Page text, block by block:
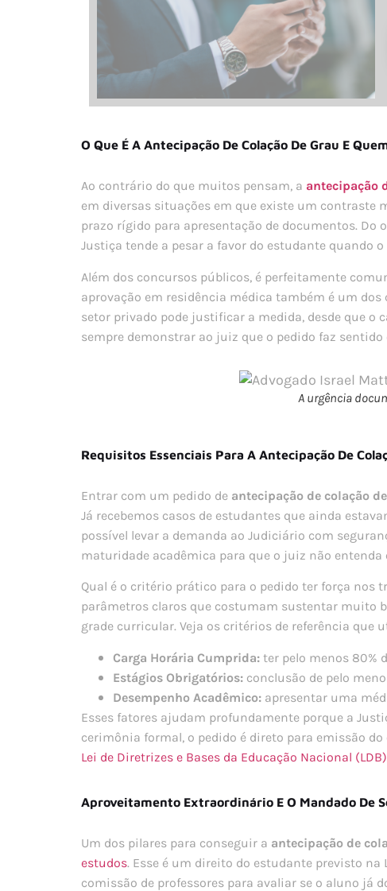
O Que É A Antecipação De Colação De Grau E
Ao contrário do que muitos pensam, a antecipação
em diversas situações em que existe um contraste
prazo rígido para apresentação de documentos.
Justiça tende a pesar a favor do estudante quando
Além dos concursos públicos, é perfeitamente
aprovação em residência médica também é um
setor privado pode justificar a medida, desde que o
sempre demonstrar ao juiz que o pedido faz sentido
A urgência
Requisitos Essenciais Para A Antecipação De
Entrar com um pedido de antecipação de colação
Já recebemos casos de estudantes que ainda
possível levar a demanda ao Judiciário com
maturidade acadêmica para que o juiz não
Qual é o critério prático para o pedido ter força nos
parâmetros claros que costumam sustentar muito
grade curricular. Veja os critérios de referência que
Carga Horária Cumprida: ter pelo menos 80%
Estágios Obrigatórios: conclusão de pelo
Desempenho Acadêmico: apresentar uma
Esses fatores ajudam profundamente porque a
cerimônia formal, o pedido é direto para emissão
Lei de Diretrizes e Bases da Educação Nacional (LDB)
Aproveitamento Extraordinário E O Mandado De
Um dos pilares para conseguir a antecipação de
estudos. Esse é um direito do estudante previsto
comissão de professores para avaliar se o aluno já